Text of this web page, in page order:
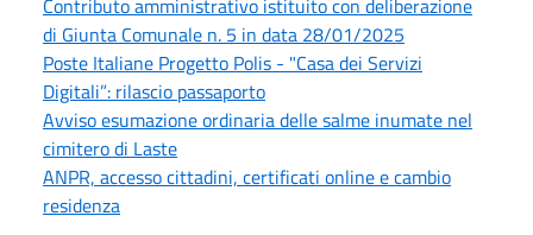
di Giunta Comunale n. 5 in data 28/01/2025
Poste Italiane Progetto Polis - "Casa dei Servizi
Digitali”: rilascio passaporto
Avviso esumazione ordinaria delle salme inumate nel
cimitero di Laste
ANPR, accesso cittadini, certificati online e cambio
residenza